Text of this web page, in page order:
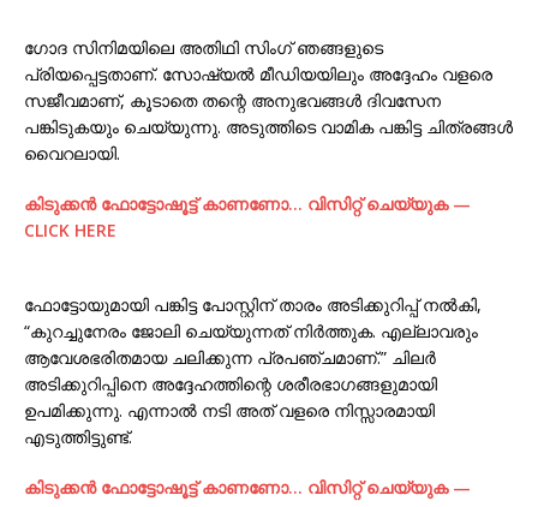
ഗോദ സിനിമയിലെ അതിഥി സിംഗ് ഞങ്ങളുടെ
പ്രിയപ്പെട്ടതാണ്. സോഷ്യൽ മീഡിയയിലും അദ്ദേഹം വളരെ
സജീവമാണ്, കൂടാതെ തന്റെ അനുഭവങ്ങൾ ദിവസേന
പങ്കിടുകയും ചെയ്യുന്നു. അടുത്തിടെ വാമിക പങ്കിട്ട ചിത്രങ്ങൾ
വൈറലായി.
കിടുക്കന്‍ ഫോട്ടോഷൂട്ട്‌ കാണണോ… വിസിറ്റ് ചെയ്യുക —
CLICK HERE
ഫോട്ടോയുമായി പങ്കിട്ട പോസ്റ്റിന് താരം അടിക്കുറിപ്പ് നൽകി,
“കുറച്ചുനേരം ജോലി ചെയ്യുന്നത് നിർത്തുക. എല്ലാവരും
ആവേശഭരിതമായ ചലിക്കുന്ന പ്രപഞ്ചമാണ്.” ചിലർ
അടിക്കുറിപ്പിനെ അദ്ദേഹത്തിന്റെ ശരീരഭാഗങ്ങളുമായി
ഉപമിക്കുന്നു. എന്നാൽ നടി അത് വളരെ നിസ്സാരമായി
എടുത്തിട്ടുണ്ട്.
കിടുക്കന്‍ ഫോട്ടോഷൂട്ട്‌ കാണണോ… വിസിറ്റ് ചെയ്യുക —